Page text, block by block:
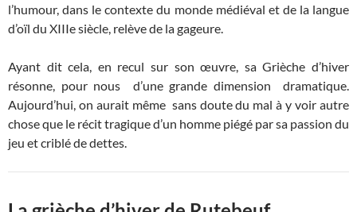
l’humour, dans le contexte du monde médiéval et de la langue
d’oïl du XIIIe siècle, relève de la gageure.
Ayant dit cela, en recul sur son œuvre, sa Grièche d’hiver
résonne, pour nous d’une grande dimension dramatique.
Aujourd’hui, on aurait même sans doute du mal à y voir autre
chose que le récit tragique d’un homme piégé par sa passion du
jeu et criblé de dettes.